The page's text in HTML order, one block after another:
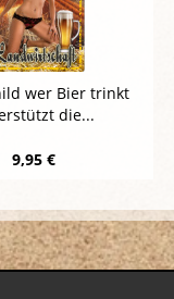
wer Bier trinkt
die...
9,95 €